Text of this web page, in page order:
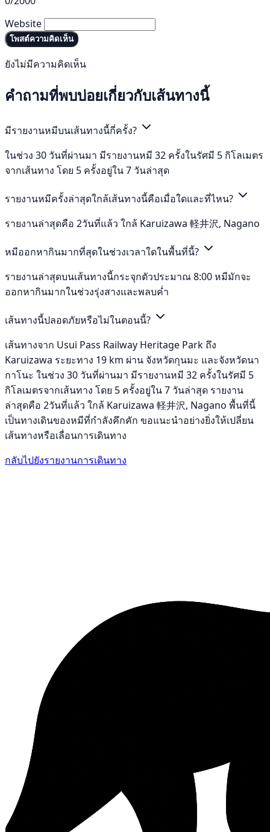
Website
โพสต์ความคิดเห็น
ยังไม่มีความคิดเห็น
คำถามที่พบบ่อยเกี่ยวกับเส้นทางนี้
มีรายงานหมีบนเส้นทางนี้กี่ครั้ง?
ในช่วง 30 วันที่ผ่านมา มีรายงานหมี 32 ครั้งในรัศมี 5 กิโลเมตร
จากเส้นทาง โดย 5 ครั้งอยู่ใน 7 วันล่าสุด
รายงานหมีครั้งล่าสุดใกล้เส้นทางนี้คือเมื่อใดและที่ไหน?
รายงานล่าสุดคือ 2วันที่แล้ว ใกล้ Karuizawa 軽井沢, Nagano
หมีออกหากินมากที่สุดในช่วงเวลาใดในพื้นที่นี้?
รายงานล่าสุดบนเส้นทางนี้กระจุกตัวประมาณ 8:00 หมีมักจะ
ออกหากินมากในช่วงรุ่งสางและพลบค่ำ
เส้นทางนี้ปลอดภัยหรือไม่ในตอนนี้?
เส้นทางจาก Usui Pass Railway Heritage Park ถึง
Karuizawa ระยะทาง 19 km ผ่าน จังหวัดกุนมะ และจังหวัดนา
กาโนะ ในช่วง 30 วันที่ผ่านมา มีรายงานหมี 32 ครั้งในรัศมี 5
กิโลเมตรจากเส้นทาง โดย 5 ครั้งอยู่ใน 7 วันล่าสุด รายงาน
ล่าสุดคือ 2วันที่แล้ว ใกล้ Karuizawa 軽井沢, Nagano พื้นที่นี้
เป็นทางเดินของหมีที่กำลังคึกคัก ขอแนะนำอย่างยิ่งให้เปลี่ยน
เส้นทางหรือเลื่อนการเดินทาง
กลับไปยังรายงานการเดินทาง